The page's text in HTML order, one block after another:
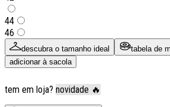
44
46
descubra o tamanho ideal
tabela de
adicionar à sacola
tem em loja? novidade 🔥